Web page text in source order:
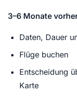
3–6 Monate
Daten, Dauer
Flüge buchen
Entscheidung
Karte